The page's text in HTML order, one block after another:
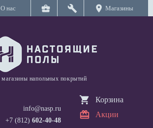
О нас business_center build location_on Магазины
магазины напольных покрытий
info@nasp.ru
+7 (812) 602-40-48
Корзина
Акции